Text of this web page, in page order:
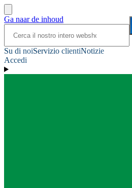
Ga naar de inhoud
Su di noiServizio clientiNotizie
Accedi